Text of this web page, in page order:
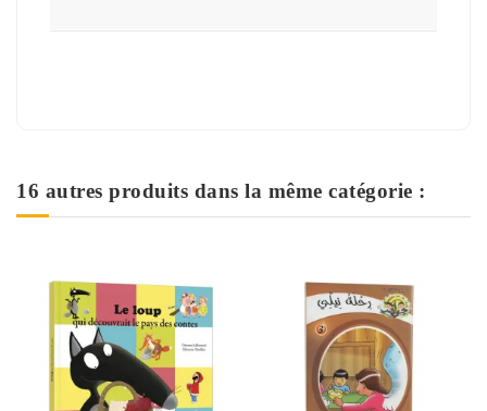
16 autres produits dans la même catégorie :